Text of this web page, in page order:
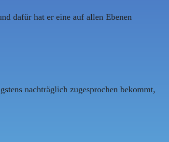
dafür hat er eine auf allen Ebenen
nachträglich zugesprochen bekommt,